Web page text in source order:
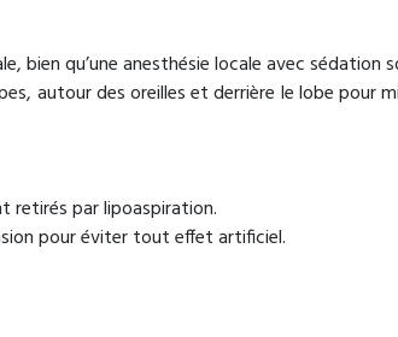
bien qu’une anesthésie locale avec sédation
autour des oreilles et derrière le lobe pour
retirés par lipoaspiration.
pour éviter tout effet artificiel.